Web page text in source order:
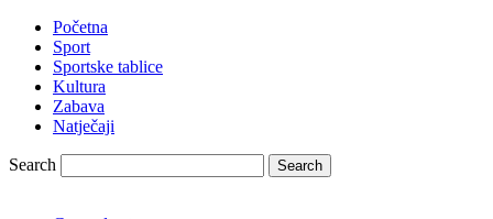
Početna
Sport
Sportske tablice
Kultura
Zabava
Natječaji
Search